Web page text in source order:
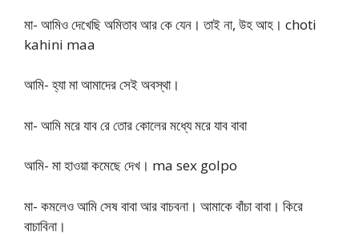
মা- আমিও দেখেছি অমিতাব আর কে যেন। তাই না, উহ আহ। choti
kahini maa
আমি- হ্যা মা আমাদের সেই অবস্থা।
মা- আমি মরে যাব রে তোর কোলের মধ্যে মরে যাব বাবা
আমি- মা হাওয়া কমেছে দেখ। ma sex golpo
মা- কমলেও আমি সেষ বাবা আর বাচবনা। আমাকে বাঁচা বাবা। কিরে
বাচাবিনা।